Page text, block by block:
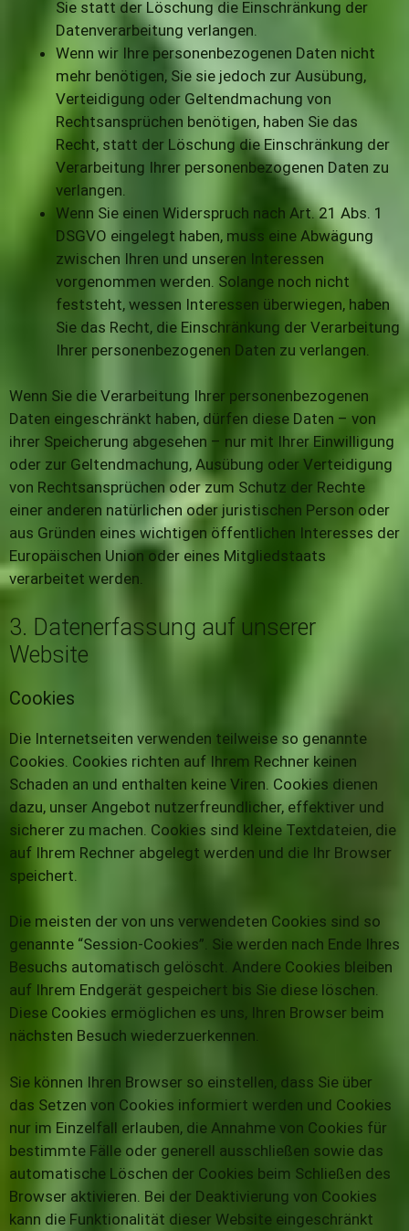
Sie statt der Löschung die Einschränkung der
Datenverarbeitung verlangen.
Wenn wir Ihre personenbezogenen Daten nicht
mehr benötigen, Sie sie jedoch zur Ausübung,
Verteidigung oder Geltendmachung von
Rechtsansprüchen benötigen, haben Sie das
Recht, statt der Löschung die Einschränkung der
Verarbeitung Ihrer personenbezogenen Daten zu
verlangen.
Wenn Sie einen Widerspruch nach Art. 21 Abs. 1
DSGVO eingelegt haben, muss eine Abwägung
zwischen Ihren und unseren Interessen
vorgenommen werden. Solange noch nicht
feststeht, wessen Interessen überwiegen, haben
Sie das Recht, die Einschränkung der Verarbeitung
Ihrer personenbezogenen Daten zu verlangen.
Wenn Sie die Verarbeitung Ihrer personenbezogenen
Daten eingeschränkt haben, dürfen diese Daten – von
ihrer Speicherung abgesehen – nur mit Ihrer Einwilligung
oder zur Geltendmachung, Ausübung oder Verteidigung
von Rechtsansprüchen oder zum Schutz der Rechte
einer anderen natürlichen oder juristischen Person oder
aus Gründen eines wichtigen öffentlichen Interesses der
Europäischen Union oder eines Mitgliedstaats
verarbeitet werden.
3. Datenerfassung auf unserer
Website
Cookies
Die Internetseiten verwenden teilweise so genannte
Cookies. Cookies richten auf Ihrem Rechner keinen
Schaden an und enthalten keine Viren. Cookies dienen
dazu, unser Angebot nutzerfreundlicher, effektiver und
sicherer zu machen. Cookies sind kleine Textdateien, die
auf Ihrem Rechner abgelegt werden und die Ihr Browser
speichert.
Die meisten der von uns verwendeten Cookies sind so
genannte “Session-Cookies”. Sie werden nach Ende Ihres
Besuchs automatisch gelöscht. Andere Cookies bleiben
auf Ihrem Endgerät gespeichert bis Sie diese löschen.
Diese Cookies ermöglichen es uns, Ihren Browser beim
nächsten Besuch wiederzuerkennen.
Sie können Ihren Browser so einstellen, dass Sie über
das Setzen von Cookies informiert werden und Cookies
nur im Einzelfall erlauben, die Annahme von Cookies für
bestimmte Fälle oder generell ausschließen sowie das
automatische Löschen der Cookies beim Schließen des
Browser aktivieren. Bei der Deaktivierung von Cookies
kann die Funktionalität dieser Website eingeschränkt